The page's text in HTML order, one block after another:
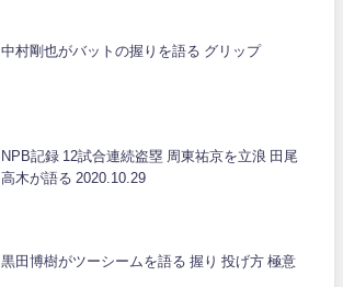
中村剛也がバットの握りを語る グリップ
NPB記録 12試合連続盗塁 周東祐京を立浪 田尾
高木が語る 2020.10.29
黒田博樹がツーシームを語る 握り 投げ方 極意